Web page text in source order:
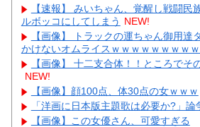
【速報】 みいちゃん、覚醒し戦闘民
ルボッコにしてしまう NEW!
【画像】 トラックの運ちゃん御用達
かけないオムライスｗｗｗｗｗｗｗｗ
【画像】 十二支合体！！ところでそ
NEW!
【画像】顔100点、体30点の女ｗｗｗ
「洋画に日本版主題歌は必要か?」論
【画像】この女優さん、可愛すぎる